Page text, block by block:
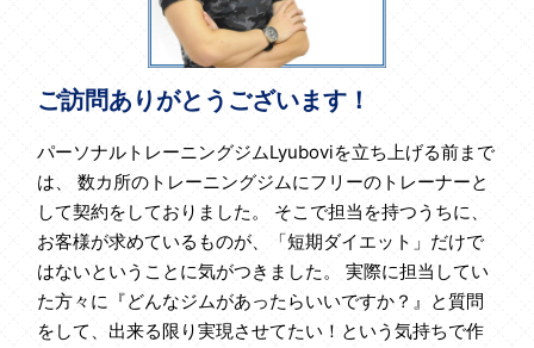
ご訪問ありがとうございます！
パーソナルトレーニングジムLyuboviを立ち上げる前まで
は、 数カ所のトレーニングジムにフリーのトレーナーと
して契約をしておりました。 そこで担当を持つうちに、
お客様が求めているものが、「短期ダイエット」だけで
はないということに気がつきました。 実際に担当してい
た方々に『どんなジムがあったらいいですか？』と質問
をして、出来る限り実現させてたい！という気持ちで作